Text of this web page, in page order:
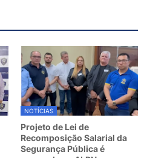
NOTÍCIAS
Projeto de Lei de
Recomposição Salarial da
Segurança Pública é